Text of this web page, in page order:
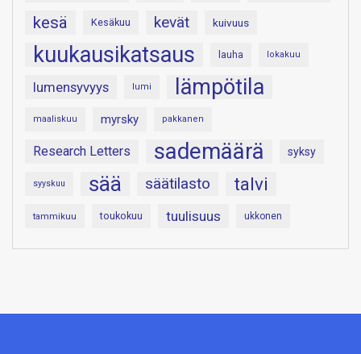
kesä Kesäkuu kevät kuivuus
kuukausikatsaus lauha lokakuu
lumensyvyys lumi lämpötila
maaliskuu myrsky pakkanen
Research Letters sademäärä syksy
syyskuu sää säätilasto talvi
tammikuu toukokuu tuulisuus ukkonen